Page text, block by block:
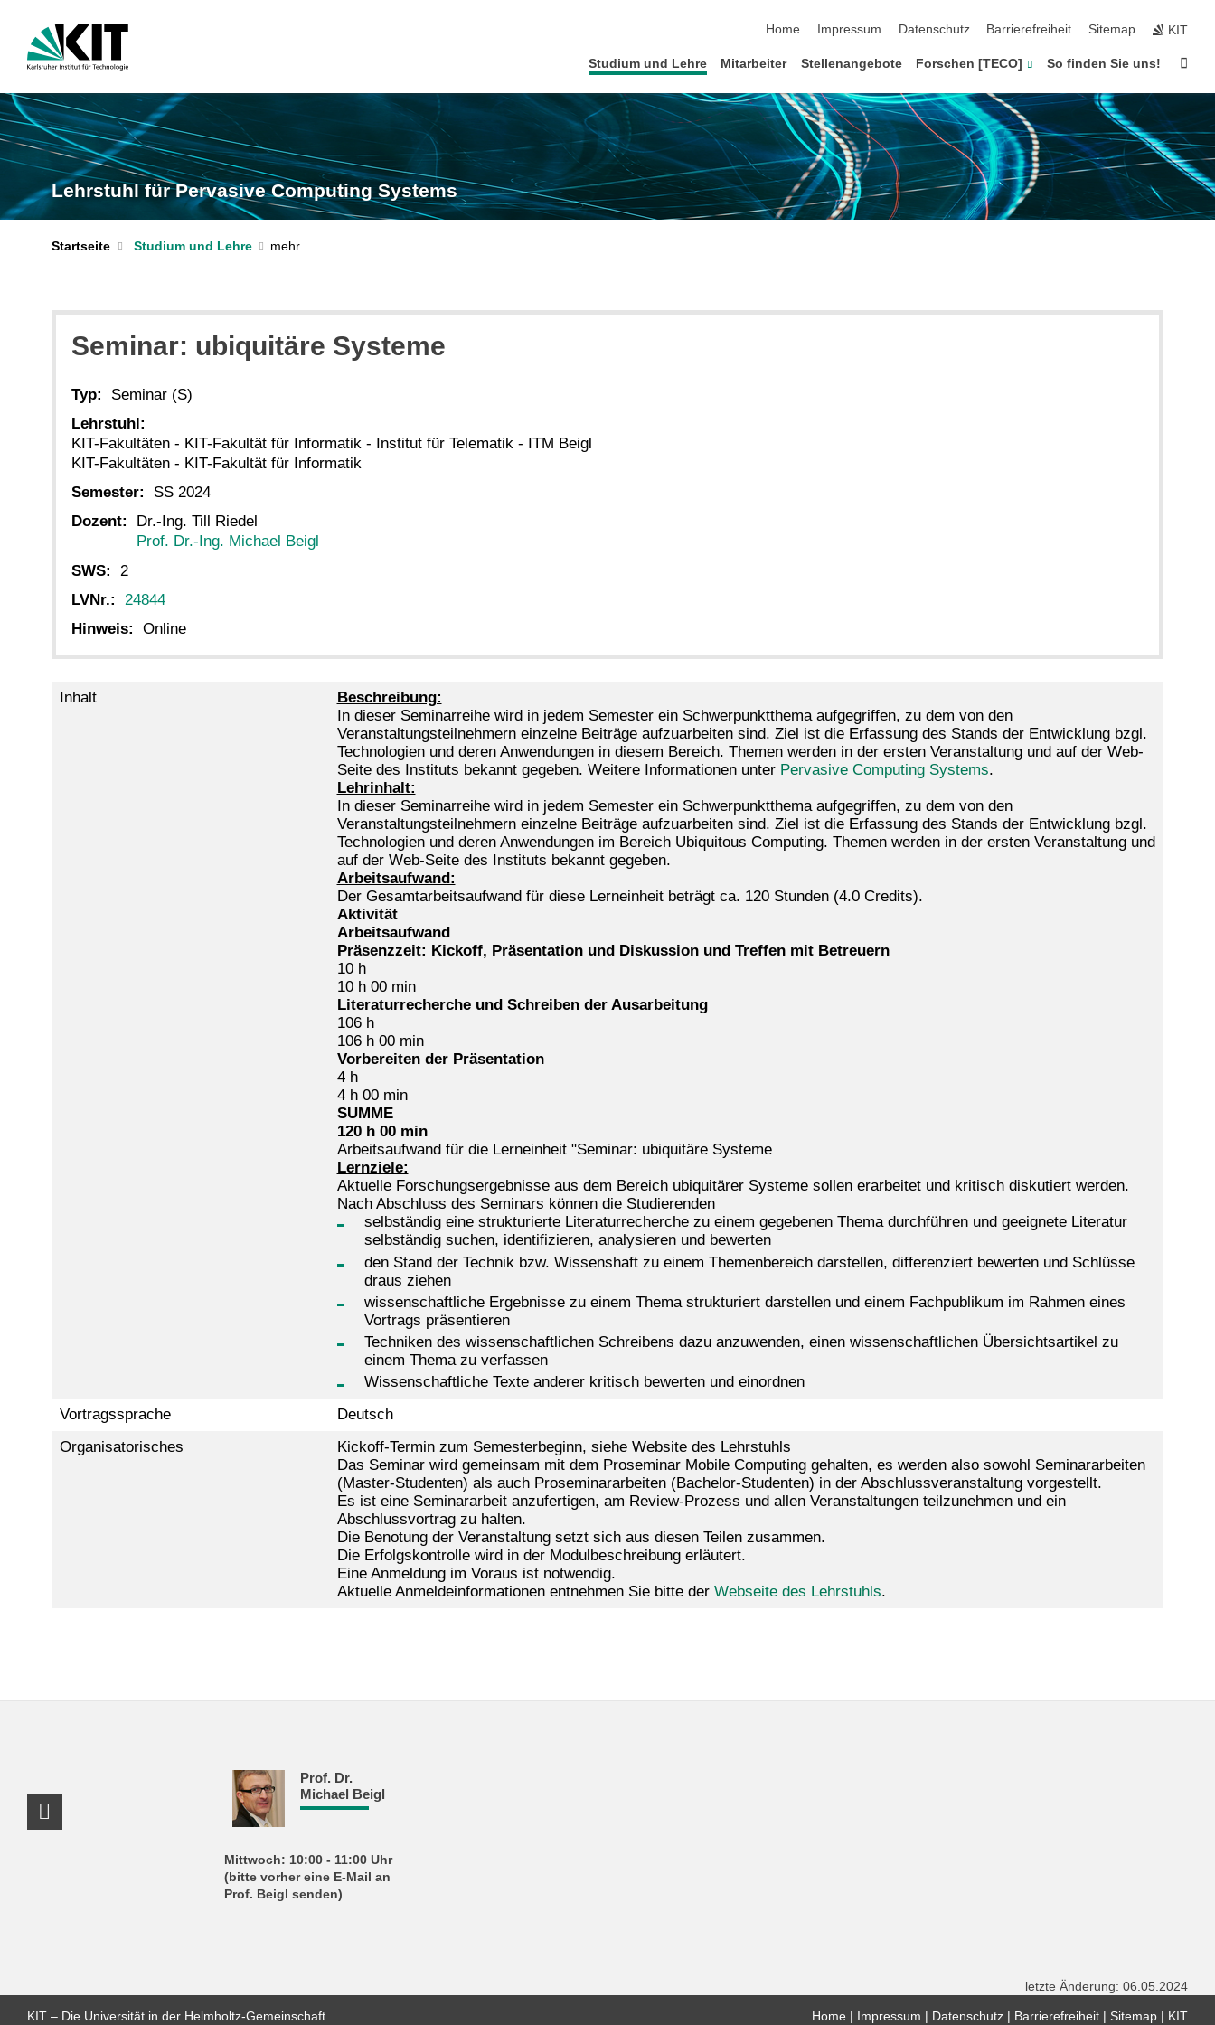
Home
Impressum Datenschutz Barrierefreiheit Sitemap KIT
Studium und Lehre Mitarbeiter Stellenangebote Forschen [TECO] So finden Sie uns!
Lehrstuhl für Pervasive Computing Systems
Startseite Studium und Lehre
Seminar: ubiquitäre Systeme
Typ:
Seminar (S)
Lehrstuhl:
KIT-Fakultäten - KIT-Fakultät für Informatik - Institut für Telematik - ITM Beigl
KIT-Fakultäten - KIT-Fakultät für Informatik
Semester:
SS 2024
Dozent:
Dr.-Ing. Till Riedel
Prof. Dr.-Ing. Michael Beigl
SWS:
2
LVNr.:
24844
Hinweis:
Online
Inhalt
Beschreibung:
In dieser Seminarreihe wird in jedem Semester ein Schwerpunktthema aufgegriffen, zu dem von den
Veranstaltungsteilnehmern einzelne Beiträge aufzuarbeiten sind. Ziel ist die Erfassung des Stands der Entwicklung bzgl.
Technologien und deren Anwendungen in diesem Bereich. Themen werden in der ersten Veranstaltung und auf der Web-
Seite des Instituts bekannt gegeben. Weitere Informationen unter Pervasive Computing Systems.
Lehrinhalt:
In dieser Seminarreihe wird in jedem Semester ein Schwerpunktthema aufgegriffen, zu dem von den
Veranstaltungsteilnehmern einzelne Beiträge aufzuarbeiten sind. Ziel ist die Erfassung des Stands der Entwicklung bzgl.
Technologien und deren Anwendungen im Bereich Ubiquitous Computing. Themen werden in der ersten Veranstaltung und
auf der Web-Seite des Instituts bekannt gegeben.
Arbeitsaufwand:
Der Gesamtarbeitsaufwand für diese Lerneinheit beträgt ca. 120 Stunden (4.0 Credits).
Aktivität
Arbeitsaufwand
Präsenzzeit: Kickoff, Präsentation und Diskussion und Treffen mit Betreuern
10 h
10 h 00 min
Literaturrecherche und Schreiben der Ausarbeitung
106 h
106 h 00 min
Vorbereiten der Präsentation
4 h
4 h 00 min
SUMME
120 h 00 min
Arbeitsaufwand für die Lerneinheit "Seminar: ubiquitäre Systeme
Lernziele:
Aktuelle Forschungsergebnisse aus dem Bereich ubiquitärer Systeme sollen erarbeitet und kritisch diskutiert werden.
Nach Abschluss des Seminars können die Studierenden
selbständig eine strukturierte Literaturrecherche zu einem gegebenen Thema durchführen und geeignete Literatur
selbständig suchen, identifizieren, analysieren und bewerten
den Stand der Technik bzw. Wissenshaft zu einem Themenbereich darstellen, differenziert bewerten und Schlüsse
draus ziehen
wissenschaftliche Ergebnisse zu einem Thema strukturiert darstellen und einem Fachpublikum im Rahmen eines
Vortrags präsentieren
Techniken des wissenschaftlichen Schreibens dazu anzuwenden, einen wissenschaftlichen Übersichtsartikel zu
einem Thema zu verfassen
Wissenschaftliche Texte anderer kritisch bewerten und einordnen
Vortragssprache
Deutsch
Organisatorisches
Kickoff-Termin zum Semesterbeginn, siehe Website des Lehrstuhls
Das Seminar wird gemeinsam mit dem Proseminar Mobile Computing gehalten, es werden also sowohl Seminararbeiten
(Master-Studenten) als auch Proseminararbeiten (Bachelor-Studenten) in der Abschlussveranstaltung vorgestellt.
Es ist eine Seminararbeit anzufertigen, am Review-Prozess und allen Veranstaltungen teilzunehmen und ein
Abschlussvortrag zu halten.
Die Benotung der Veranstaltung setzt sich aus diesen Teilen zusammen.
Die Erfolgskontrolle wird in der Modulbeschreibung erläutert.
Eine Anmeldung im Voraus ist notwendig.
Aktuelle Anmeldeinformationen entnehmen Sie bitte der Webseite des Lehrstuhls.
Prof. Dr.
Michael Beigl
Mittwoch: 10:00 - 11:00 Uhr
(bitte vorher eine E-Mail an
Prof. Beigl senden)
LinkedIn Profil
letzte Änderung: 06.05.2024
KIT – Die Universität in der Helmholtz-Gemeinschaft Home Impressum Datenschutz Barrierefreiheit Sitemap KIT